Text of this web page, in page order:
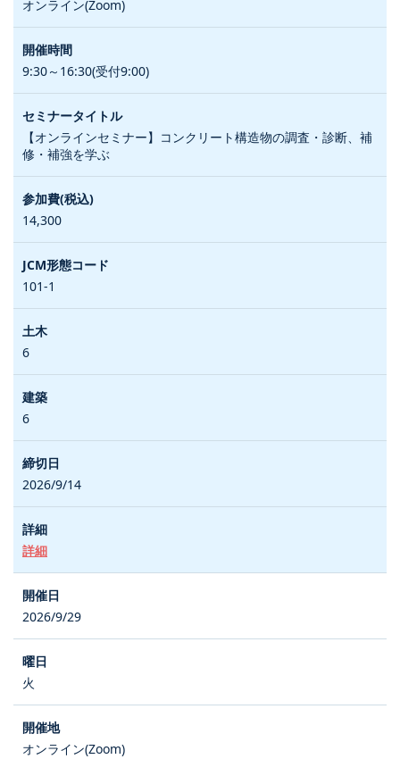
オンライン(Zoom)
9:30～16:30(受付9:00)
【オンラインセミナー】コンクリート構造物の調査・診断、補
修・補強を学ぶ
14,300
101-1
6
6
2026/9/14
詳細
2026/9/29
火
オンライン(Zoom)